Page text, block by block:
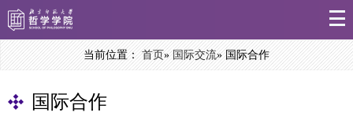
当前位置：首页»国际交流» 国际合作
国际合作